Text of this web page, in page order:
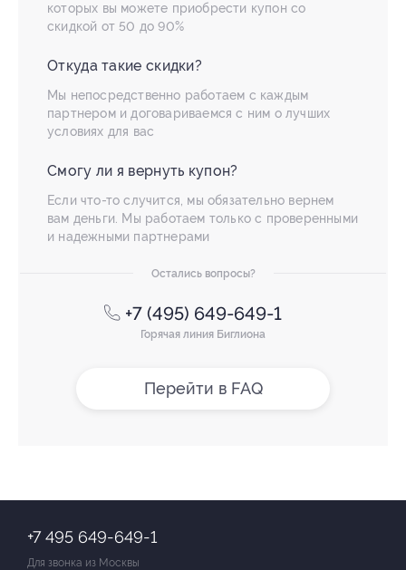
которых вы можете приобрести купон со
скидкой от 50 до 90%
Откуда такие скидки?
Мы непосредственно работаем с каждым
партнером и договариваемся с ним о лучших
условиях для вас
Смогу ли я вернуть купон?
Если что-то случится, мы обязательно вернем
вам деньги. Мы работаем только с проверенными
и надежными партнерами
Остались вопросы?
+7 (495) 649-649-1
Горячая линия Биглиона
Перейти в FAQ
+7 495 649-649-1
Для звонка из Москвы